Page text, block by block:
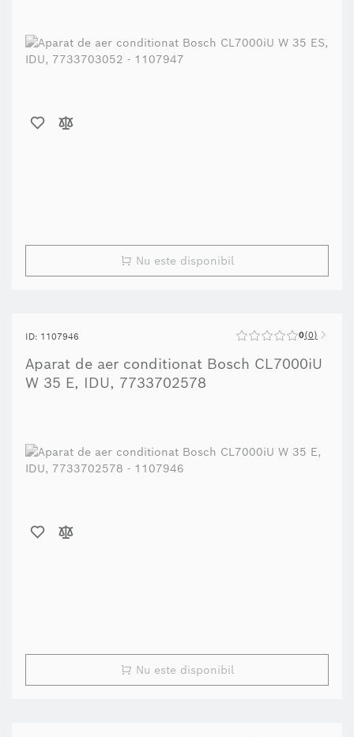
Nu este disponibil
ID: 1107946 0 0
Aparat de aer conditionat Bosch CL7000iU
W 35 E, IDU, 7733702578
Nu este disponibil